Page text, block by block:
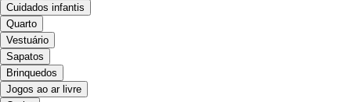
Cuidados infantis
Quarto
Vestuário
Sapatos
Brinquedos
Jogos ao ar livre